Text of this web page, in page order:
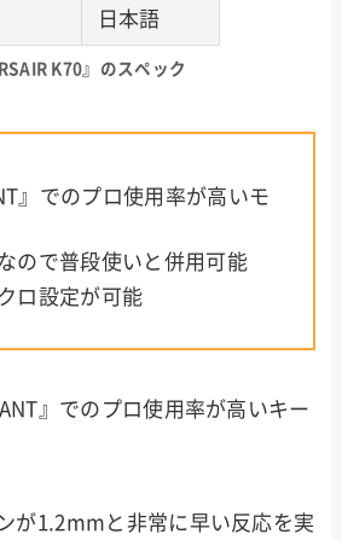
日本語
K70』のスペック
』でのプロ使用率が高いモ
ので普段使いと併用可能
ロ設定が可能
』でのプロ使用率が高いキー
が1.2mmと非常に早い反応を実